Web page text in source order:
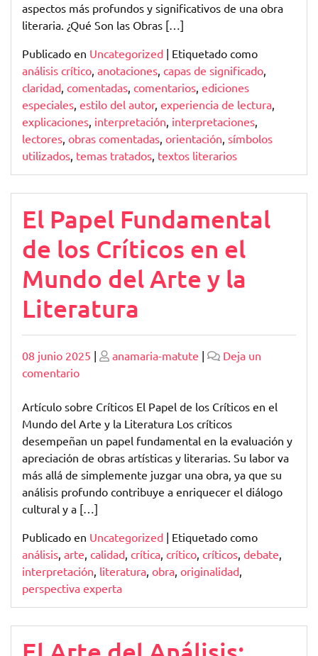
aspectos más profundos y significativos de una obra
literaria. ¿Qué Son las Obras […]
Publicado en Uncategorized | Etiquetado como
análisis crítico, anotaciones, capas de significado,
claridad, comentadas, comentarios, ediciones
especiales, estilo del autor, experiencia de lectura,
explicaciones, interpretación, interpretaciones,
lectores, obras comentadas, orientación, símbolos
utilizados, temas tratados, textos literarios
El Papel Fundamental
de los Críticos en el
Mundo del Arte y la
Literatura
Publicado
08 junio 2025 | Publicado
anamaria-matute |
Deja un
comentarioen
Papel
Fundamental
de
los
Críticos
en
el
del
Arte
y
la
Literatura
Artículo sobre Críticos El Papel de los Críticos en el
Mundo del Arte y la Literatura Los críticos
desempeñan un papel fundamental en la evaluación y
apreciación de obras artísticas y literarias. Su labor va
más allá de simplemente juzgar una obra, ya que su
análisis profundo contribuye a enriquecer el diálogo
cultural y a […]
Publicado en Uncategorized | Etiquetado como
análisis, arte, calidad, crítica, crítico, críticos, debate,
interpretación, literatura, obra, originalidad,
perspectiva experta